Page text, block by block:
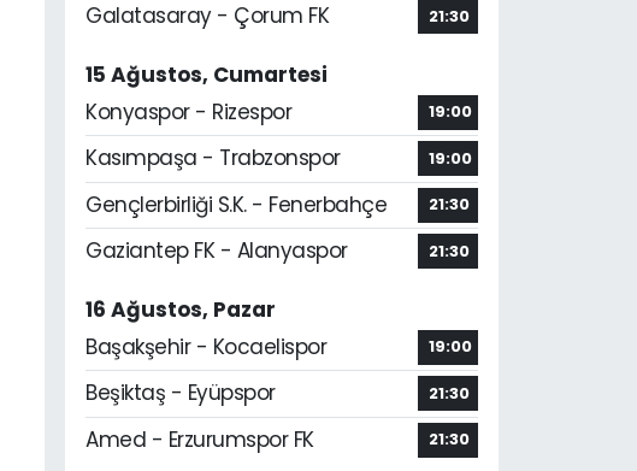
Galatasaray - Çorum FK
21:30
15 Ağustos, Cumartesi
Konyaspor - Rizespor
19:00
Kasımpaşa - Trabzonspor 19:00
Gençlerbirliği S.K. - Fenerbahçe 21:30
Gaziantep FK - Alanyaspor 21:30
16 Ağustos, Pazar
Başakşehir - Kocaelispor
19:00
Beşiktaş - Eyüpspor 21:30
Amed - Erzurumspor FK 21:30